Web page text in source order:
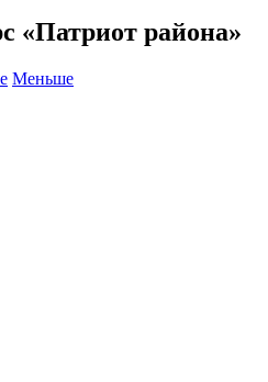
«Патриот района»
Меньше